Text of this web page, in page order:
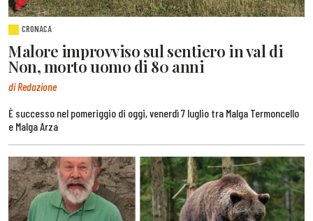
CRONACA
Malore improvviso sul sentiero in val di
Non, morto uomo di 80 anni
di Redazione
È successo nel pomeriggio di oggi, venerdì 7 luglio tra Malga Termoncello
e Malga Arza